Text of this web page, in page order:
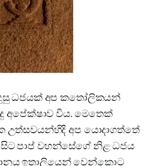
ධජයක් අප කතෝලිකයන්
අපේක්ෂාව විය. මෙතෙක්
අප යොදාගත්තේ
සිට පාප් වහන්සේගේ නිළ ධජය
ඉතාලියෙන් වෙන්කොට